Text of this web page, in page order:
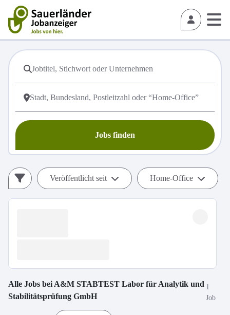
Jobs finden
Veröffentlicht seit Home-Office
Alle Jobs bei A&M STABTEST Labor für Analytik und
Stabilitätsprüfung GmbH
1
Job